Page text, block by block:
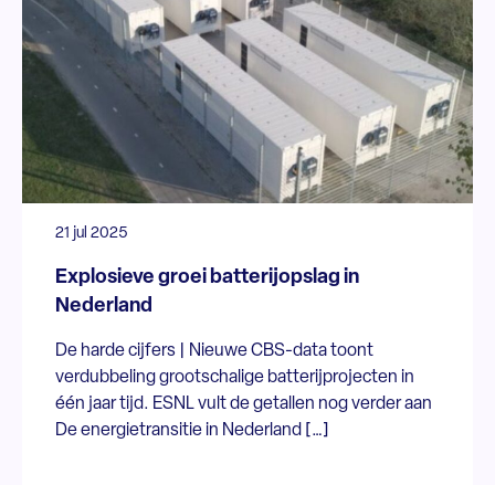
21 jul 2025
Explosieve groei batterijopslag in
Nederland
De harde cijfers | Nieuwe CBS-data toont
verdubbeling grootschalige batterijprojecten in
één jaar tijd. ESNL vult de getallen nog verder aan
De energietransitie in Nederland […]